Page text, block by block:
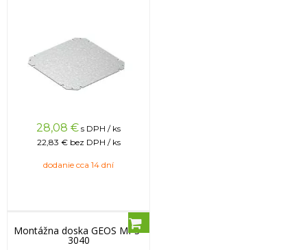
28,08 € s DPH / ks
22,83 € bez DPH / ks
dodanie cca 14 dní
Montážna doska GEOS MPS-
3040